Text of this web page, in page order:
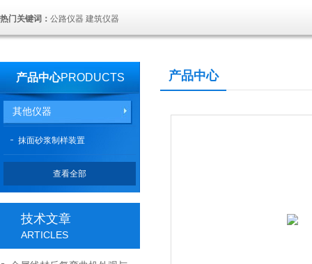
热门关键词： 公路仪器 建筑仪器
产品中心PRODUCTS
其他仪器
抹面砂浆制样装置
查看全部
技术文章
ARTICLES
产品中心